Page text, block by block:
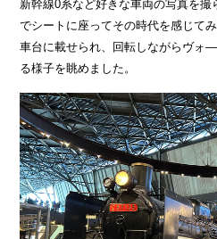
新幹線0系など好きな車両の写真を
でシートに座ってその時代を感じて
車台に載せられ、回転しながらヴ
る様子を眺めました。